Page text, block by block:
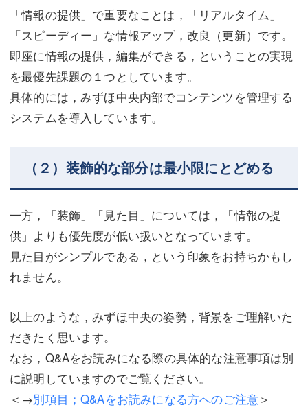
「情報の提供」で重要なことは，「リアルタイム」
「スピーディー」な情報アップ，改良（更新）です。
即座に情報の提供，編集ができる，ということの実現
を最優先課題の１つとしています。
具体的には，みずほ中央内部でコンテンツを管理する
システムを導入しています。
（２）装飾的な部分は最小限にとどめる
一方，「装飾」「見た目」については，「情報の提
供」よりも優先度が低い扱いとなっています。
見た目がシンプルである，という印象をお持ちかもし
れません。
以上のような，みずほ中央の姿勢，背景をご理解いた
だきたく思います。
なお，Q&Aをお読みになる際の具体的な注意事項は別
に説明していますのでご覧ください。
＜→別項目；Q&Aをお読みになる方へのご注意＞